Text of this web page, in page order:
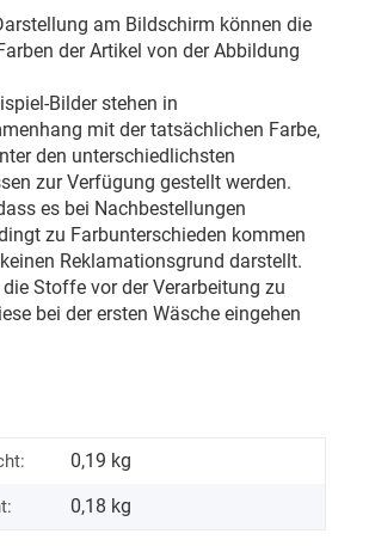
am Bildschirm können die
der Artikel von der Abbildung
Bilder stehen in
mit der tatsächlichen Farbe,
den unterschiedlichsten
zur Verfügung gestellt werden.
es bei Nachbestellungen
zu Farbunterschieden kommen
Reklamationsgrund darstellt.
Stoffe vor der Verarbeitung zu
bei der ersten Wäsche eingehen
0,19 kg
0,18 kg